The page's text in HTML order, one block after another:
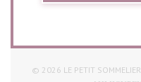
© 2026 LE PETIT